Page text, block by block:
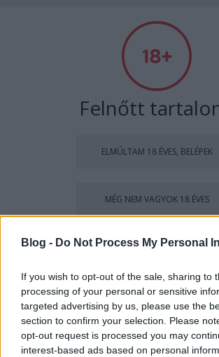
Blog - Do Not Process My Personal
If you wish to opt-out of the sale, sharing to
processing of your personal or sensitive
targeted advertising by us, please use the
section to confirm your selection. Please
opt-out request is processed you may
interest-based ads based on personal
Felnőtt
ELMÚLTAM 18 ÉVES, BELÉPEK
MÉG NEM VAGYOK 18 ÉVES
más is használja ezt a
Ha felnőtt vagy, és szeretnéd, hogy az
kiskorú ne férhessen hozzá, használj
A belépéssel elfogadod afelnőtt
blogok megtekintési szabályait
BELGA_FILMEK
Kojak, a rugós késes
L’assassino... è al telefono (1972)
Teakbois•2025. január 08.